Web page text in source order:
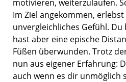
motivieren, weiterzulaufen.
Im Ziel angekommen,
unvergleichliches Gefühl.
hast aber eine epische
Füßen überwunden. Trotz
nun aus eigener Erfahrung:
auch wenn es dir unmöglich